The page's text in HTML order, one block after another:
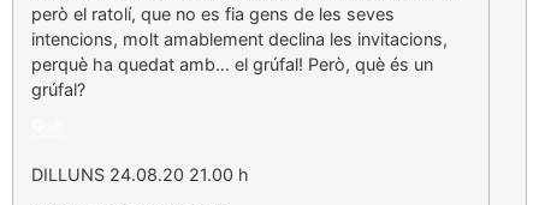
però el ratolí, que no es fia gens de les seves
intencions, molt amablement declina les invitacions,
perquè ha quedat amb… el grúfal! Però, què és un
grúfal?
DILLUNS 24.08.20 21.00 h